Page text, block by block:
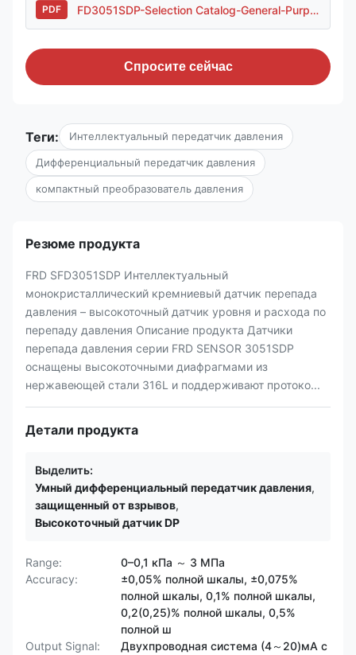
PDF FD3051SDP-Selection Catalog-General-Purpose Housing..pdf
Спросите сейчас
Теги: Интеллектуальный передатчик давления
Дифференциальный передатчик давления
компактный преобразователь давления
Резюме продукта
FRD SFD3051SDP Интеллектуальный
монокристаллический кремниевый датчик перепада
давления – высокоточный датчик уровня и расхода по
перепаду давления Описание продукта Датчики
перепада давления серии FRD SENSOR 3051SDP
оснащены высокоточными диафрагмами из
нержавеющей стали 316L и поддерживают протоко...
Детали продукта
Выделить:
Умный дифференциальный передатчик давления,
защищенный от взрывов,
Высокоточный датчик DP
Range:
0–0,1 кПа ～ 3 МПа
Accuracy:
±0,05% полной шкалы, ±0,075%
полной шкалы, 0,1% полной шкалы,
0,2(0,25)% полной шкалы, 0,5%
полной ш
Output Signal:
Двухпроводная система (4～20)мА с